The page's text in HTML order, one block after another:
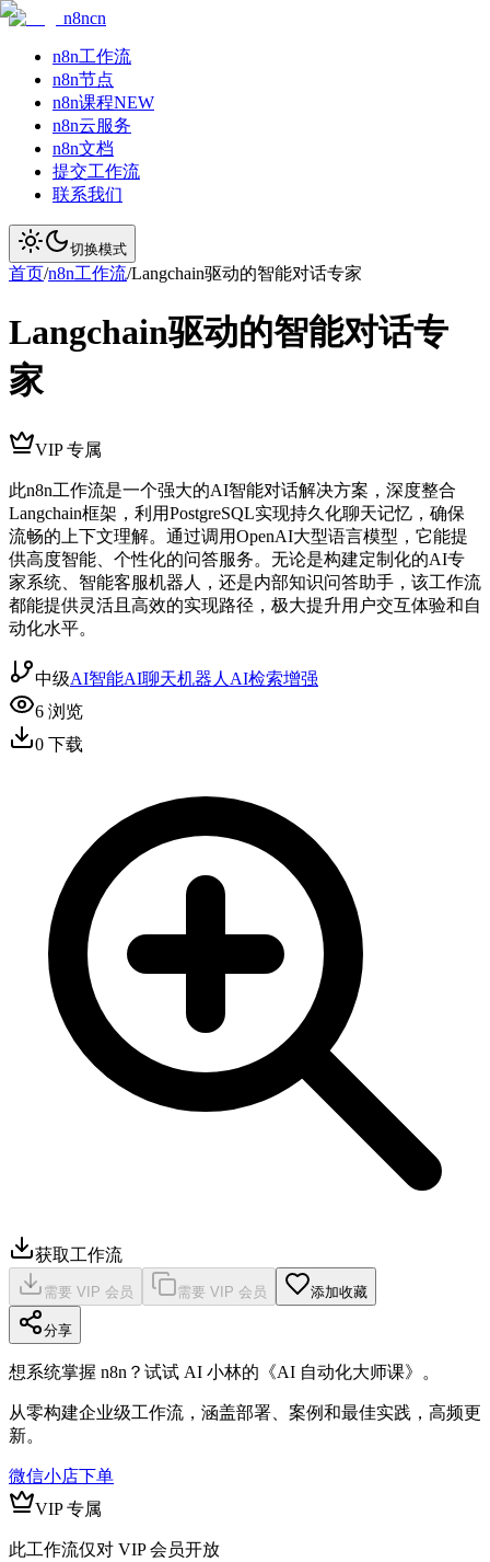
n8ncn
n8n工作流
n8n节点
n8n课程NEW
n8n云服务
n8n文档
提交工作流
联系我们
切换模式
首页/n8n工作流/Langchain驱动的智能对话专家
Langchain驱动的智能对话专
家
VIP 专属
此n8n工作流是一个强大的AI智能对话解决方案，深度整合
Langchain框架，利用PostgreSQL实现持久化聊天记忆，确保
流畅的上下文理解。通过调用OpenAI大型语言模型，它能提
供高度智能、个性化的问答服务。无论是构建定制化的AI专
家系统、智能客服机器人，还是内部知识问答助手，该工作流
都能提供灵活且高效的实现路径，极大提升用户交互体验和自
动化水平。
中级AI智能AI聊天机器人 AI检索增强
6 浏览
0 下载
获取工作流
需要 VIP 会员 需要 VIP 会员 添加收藏
分享
想系统掌握 n8n？试试 AI 小林的《AI 自动化大师课》。
从零构建企业级工作流，涵盖部署、案例和最佳实践，高频更
新。
微信小店下单
VIP 专属
此工作流仅对 VIP 会员开放